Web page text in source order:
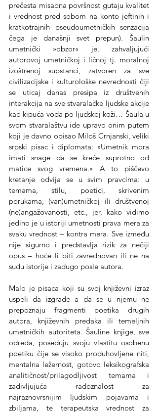
prečesta misaona površnost gutaju kvalitet
i vrednost pred sobom na konto jeftinih i
kratkotrajnih pseudoumetničkih senzacija
čega je današnji svet prepun). Šaulin
umetnički »obzor« je, zahvaljujući
autorovoj umetničkoj i ličnoj tj. moralnoj
izoštrenoj supstanci, zatvoren za sve
civilizacijske i kulturološke nevrednosti čiji
se uticaj danas presipa iz društvenih
interakcija na sve stvaralačke ljudske akcije
kao kipuća voda po ljudskoj koži… Šaula u
svom stvaralaštvu ide upravo onim putem
koji je davno opisao Miloš Crnjanski, veliki
srpski pisac i diplomata: »Umetnik mora
imati snage da se kreće suprotno od
matice svog vremena.« A to piščevo
kretanje odvija se u svim pravcima: u
temama, stilu, poetici, skrivenim
porukama, (van)umetničkoj ili društvenoj
(ne)angažovanosti, etc., jer, kako vidimo
jedino je u istoriji umetnosti prava mera za
svaku vrednost – kontra mera. Sve između
nije sigurno i predstavlja rizik za nečiji
opus – hoće li biti zavrednovan ili ne na
sudu istorije i zadugo posle autora.
Malo je pisaca koji su svoj književni izraz
uspeli da izgrade a da se u njemu ne
prepoznaju fragmenti poetika drugih
autora, književnih predaka ili temeljnih
umetničkih autoriteta. Šauline knjige, sve
odreda, poseduju svoju vlastitu osobenu
poetiku čije se visoko produhovljene niti,
mentalna ležernost, gotovo leksikografska
analitičnost/prilagodljivost temama i
zadivljujuća radoznalost za
najraznovrsnijim ljudskim pojavama i
zbiljama, te terapeutska vrednost za